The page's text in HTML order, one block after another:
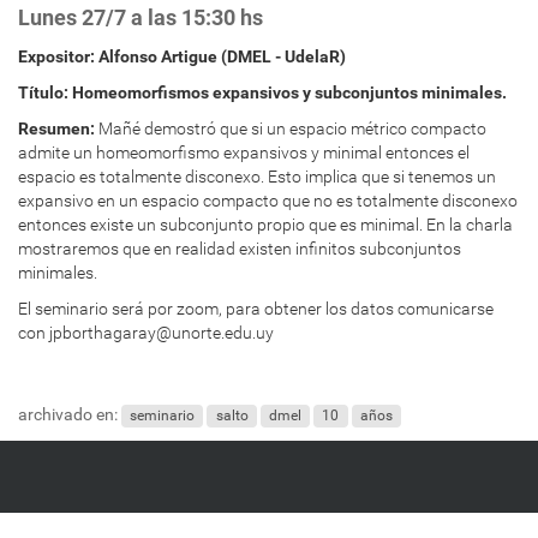
Lunes 27/7 a las 15:30 hs
Expositor: Alfonso Artigue (DMEL - UdelaR)
Título: Homeomorfismos expansivos y subconjuntos minimales.
Resumen: Mañé demostró que si un espacio métrico compacto
admite un homeomorfismo expansivos y minimal entonces el
espacio es totalmente disconexo. Esto implica que si tenemos un
expansivo en un espacio compacto que no es totalmente disconexo
entonces existe un subconjunto propio que es minimal. En la charla
mostraremos que en realidad existen infinitos subconjuntos
minimales.
El seminario será por zoom, para obtener los datos comunicarse
con jpborthagaray@unorte.edu.uy
archivado en: seminario salto dmel 10 años